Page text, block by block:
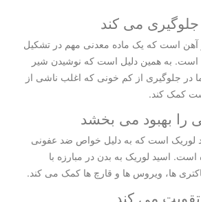
آهن است که یک ماده معدنی مهم در تشکیل
است. به همین دلیل است که نوشیدن شیر
در جلوگیری از کم خونی که اغلب ناشی از
کمک کند.
لوریک است که به دلیل خواص ضد عفونی
اسید لوریک به بدن در مبارزه با
ها، ویروس ها و قارچ ها کمک می کند.